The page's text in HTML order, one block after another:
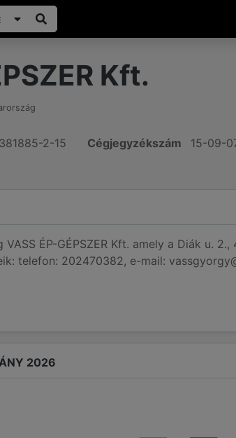
Kft.
2-15 Cégjegyzékszám 15-09-
ÉP-GÉPSZER Kft. amely a Diák u.
telefon: 202470382, e-mail:
2026